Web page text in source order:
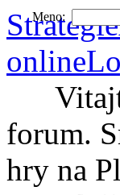
Meno:
Stratégie
online
Vitajte
forum.
hry na